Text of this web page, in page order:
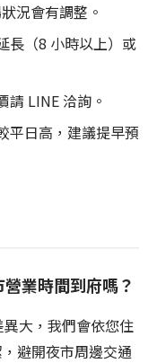
況會有調整。
長（8 小時以上）或
請 LINE 洽詢。
平日高，建議提早預
業時間到府嗎？
大，我們會依您住
避開夜市周邊交通